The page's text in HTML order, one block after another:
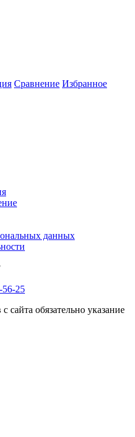
Сравнение Избранное
данных
56-25
сайта обязательно указание